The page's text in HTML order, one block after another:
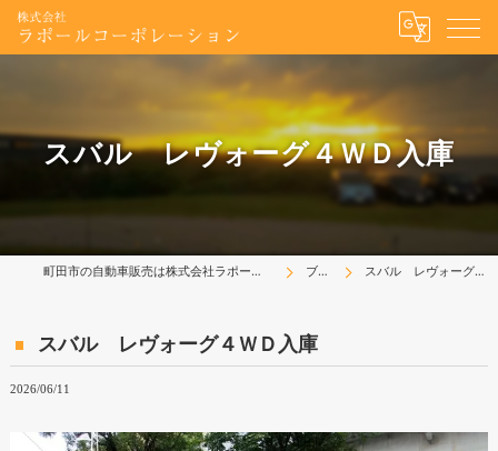
スバル レヴォーグ４ＷＤ入庫
町田市の自動車販売は株式会社ラポールコーポレーション ブログ スバル レヴォーグ４ＷＤ入庫
スバル レヴォーグ４ＷＤ入庫
2026/06/11